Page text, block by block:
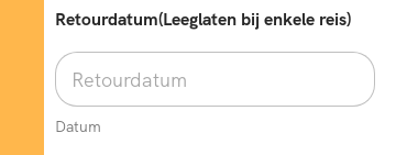
Retourdatum(Leeglaten bij enkele reis)
Datum